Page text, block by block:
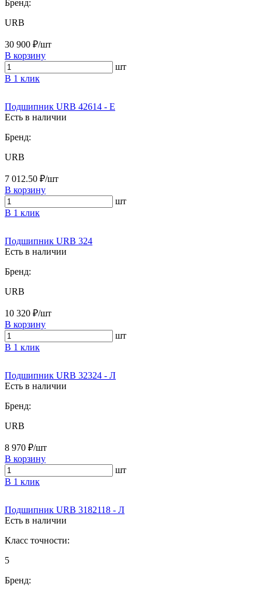
Бренд:
URB
30 900 ₽/шт
В корзину
шт
В 1 клик
Подшипник URB 42614 - E
Есть в наличии
Бренд:
URB
7 012.50 ₽/шт
В корзину
шт
В 1 клик
Подшипник URB 324
Есть в наличии
Бренд:
URB
10 320 ₽/шт
В корзину
шт
В 1 клик
Подшипник URB 32324 - Л
Есть в наличии
Бренд:
URB
8 970 ₽/шт
В корзину
шт
В 1 клик
Подшипник URB 3182118 - Л
Есть в наличии
Класс точности:
5
Бренд: